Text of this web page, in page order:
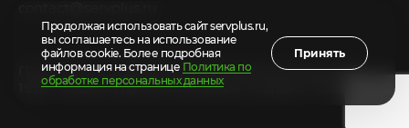
Политика по обработке персональных данных
1992—2026 © Группа компаний «Сервис Плюс»
Продолжая использовать сайт servplus.ru,
вы соглашаетесь на использование
файлов cookie. Более подробная
информация на странице Политика по
обработке персональных данных
Принять